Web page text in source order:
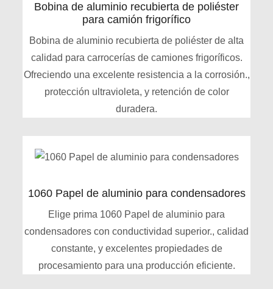
Bobina de aluminio recubierta de poliéster
para camión frigorífico
Bobina de aluminio recubierta de poliéster de alta
calidad para carrocerías de camiones frigoríficos.
Ofreciendo una excelente resistencia a la corrosión.,
protección ultravioleta, y retención de color
duradera.
1060 Papel de aluminio para condensadores
Elige prima 1060 Papel de aluminio para
condensadores con conductividad superior., calidad
constante, y excelentes propiedades de
procesamiento para una producción eficiente.